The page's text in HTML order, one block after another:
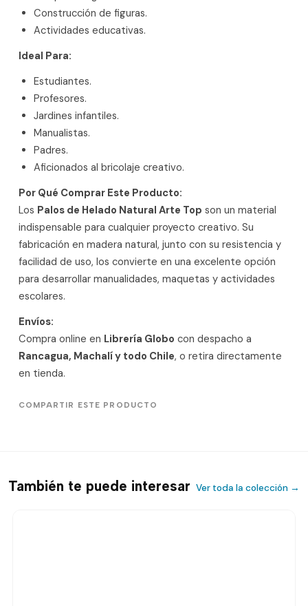
Construcción de figuras.
Actividades educativas.
Ideal Para:
Estudiantes.
Profesores.
Jardines infantiles.
Manualistas.
Padres.
Aficionados al bricolaje creativo.
Por Qué Comprar Este Producto:
Los Palos de Helado Natural Arte Top son un material
indispensable para cualquier proyecto creativo. Su
fabricación en madera natural, junto con su resistencia y
facilidad de uso, los convierte en una excelente opción
para desarrollar manualidades, maquetas y actividades
escolares.
Envíos:
Compra online en Librería Globo con despacho a
Rancagua, Machalí y todo Chile, o retira directamente
en tienda.
COMPARTIR ESTE PRODUCTO
También te puede interesar Ver toda la colección →